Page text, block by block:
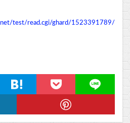
test/read.cgi/ghard/1523391789/